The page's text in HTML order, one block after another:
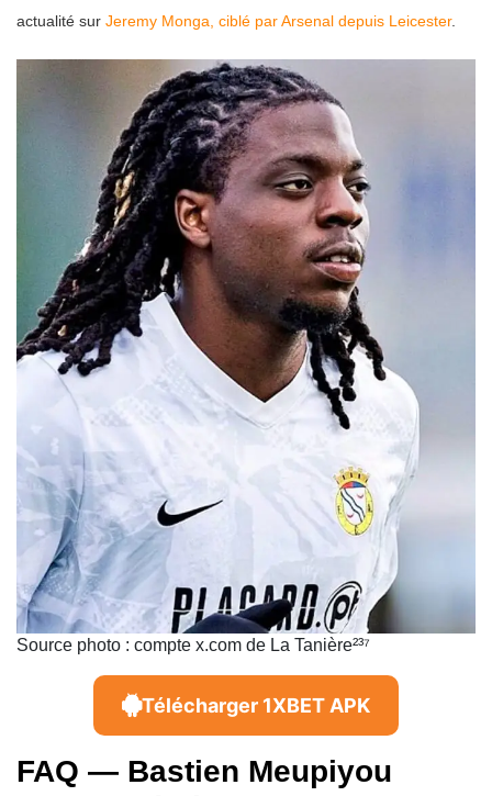
actualité sur Jeremy Monga, ciblé par Arsenal depuis Leicester.
Source photo : compte x.com de La Tanière²³⁷
Télécharger 1XBET APK
FAQ — Bastien Meupiyou